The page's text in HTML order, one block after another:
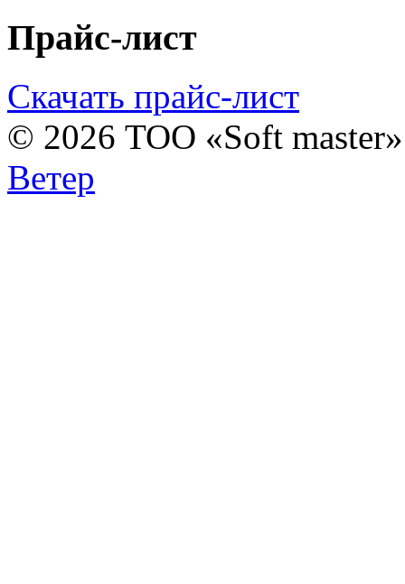
Прайс-лист
Скачать прайс-лист
© 2026 ТОО «Soft
Ветер